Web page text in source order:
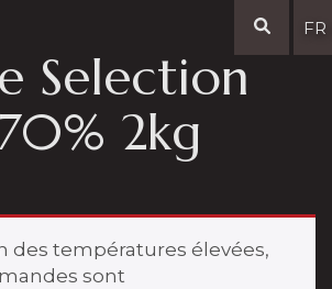
FR
Selection
2kg
des températures élevées,
sont